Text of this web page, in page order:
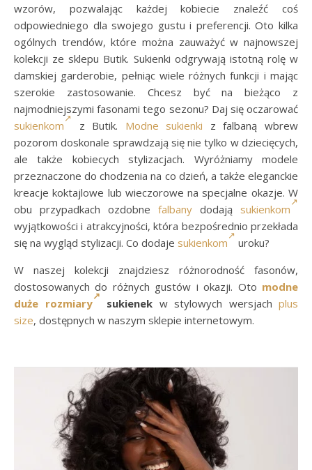
wzorów, pozwalając każdej kobiecie znaleźć coś
odpowiedniego dla swojego gustu i preferencji. Oto kilka
ogólnych trendów, które można zauważyć w najnowszej
kolekcji ze sklepu Butik. Sukienki odgrywają istotną rolę w
damskiej garderobie, pełniąc wiele różnych funkcji i mając
szerokie zastosowanie. Chcesz być na bieżąco z
najmodniejszymi fasonami tego sezonu? Daj się oczarować
sukienkom
z Butik. Modne sukienki z falbaną wbrew
pozorom doskonale sprawdzają się nie tylko w dziecięcych,
ale także kobiecych stylizacjach. Wyróżniamy modele
przeznaczone do chodzenia na co dzień, a także eleganckie
kreacje koktajlowe lub wieczorowe na specjalne okazje. W
obu przypadkach ozdobne falbany dodają sukienkom
wyjątkowości i atrakcyjności, która bezpośrednio przekłada
się na wygląd stylizacji. Co dodaje sukienkom
uroku?
W naszej kolekcji znajdziesz różnorodność fasonów,
dostosowanych do różnych gustów i okazji. Oto modne
duże rozmiary
sukienek w stylowych wersjach plus
size, dostępnych w naszym sklepie internetowym.